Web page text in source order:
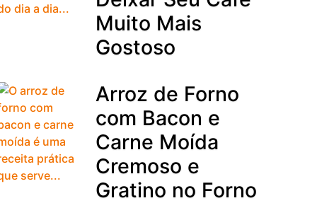
Muito Mais
Gostoso
Arroz de Forno
com Bacon e
Carne Moída
Cremoso e
Gratino no Forno